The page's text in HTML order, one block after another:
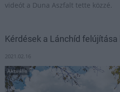
videót a Duna Aszfalt tette közzé.
Kérdések a Lánchíd felújítása
2021.02.16
Aktuális